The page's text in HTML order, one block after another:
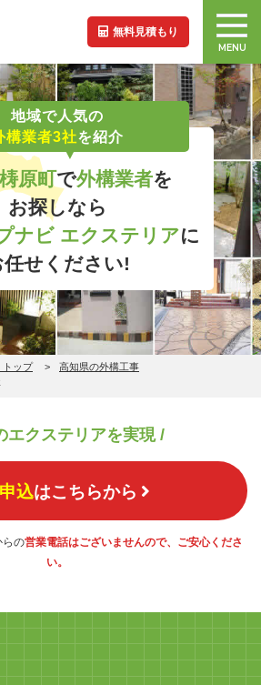
無料見積もり
MENU
地域で人気の
構業者3社を紹介
原町で外構業者を
お探しなら
ナビ エクステリアに
任せください!
トップ
高知県の外構工事
エクステリアを実現 /
込はこちらから
の営業電話はございませんので、ご安心くださ
い。